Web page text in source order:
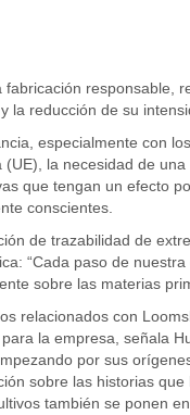
responsable,
la reducción de su
especialmente con
la necesidad de
que tengan un efecto
conscientes.
de trazabilidad de
“Cada paso de
sobre las materias
relacionados con
la empresa, señala
por sus
sobre las historias
también se ponen